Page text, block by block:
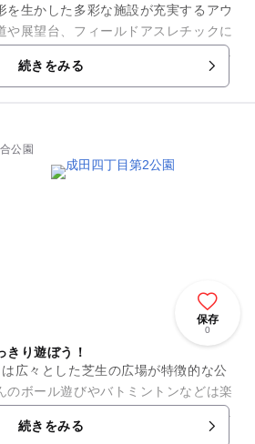
を生かした多彩な施設が充実するアウ
や展望台、フィールドアスレチックに
ューや芋煮会を楽しめるバーベキュー
方が...
続きをみる
公園
保存
0
きり遊ぼう！
は広々とした芝生の広場が特徴的な公
のボール遊びやバトミントンなどは楽
防球ネットやフェンスはありませんの
はご...
続きをみる